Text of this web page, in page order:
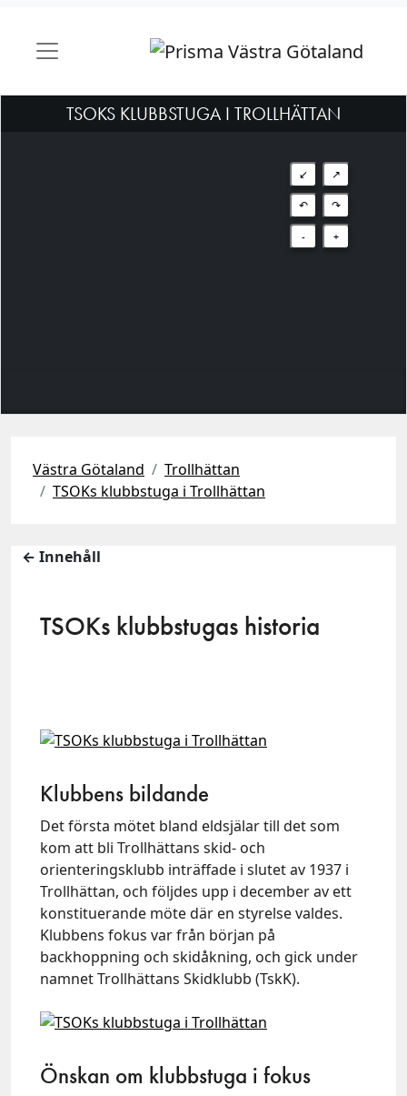
TSOKS KLUBBSTUGA I TROLLHÄTTAN
↙ ↗
↶ ↷
- +
Västra Götaland
Trollhättan
TSOKs klubbstuga i Trollhättan
← Innehåll
TSOKs klubbstugas historia
Klubbens bildande
Det första mötet bland eldsjälar till det som
kom att bli Trollhättans skid- och
orienteringsklubb inträffade i slutet av 1937 i
Trollhättan, och följdes upp i december av ett
konstituerande möte där en styrelse valdes.
Klubbens fokus var från början på
backhoppning och skidåkning, och gick under
namnet Trollhättans Skidklubb (TskK).
Önskan om klubbstuga i fokus